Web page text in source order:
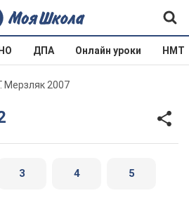
ДПА Онлайн уроки НМТ
Мерзляк 2007
3 4 5